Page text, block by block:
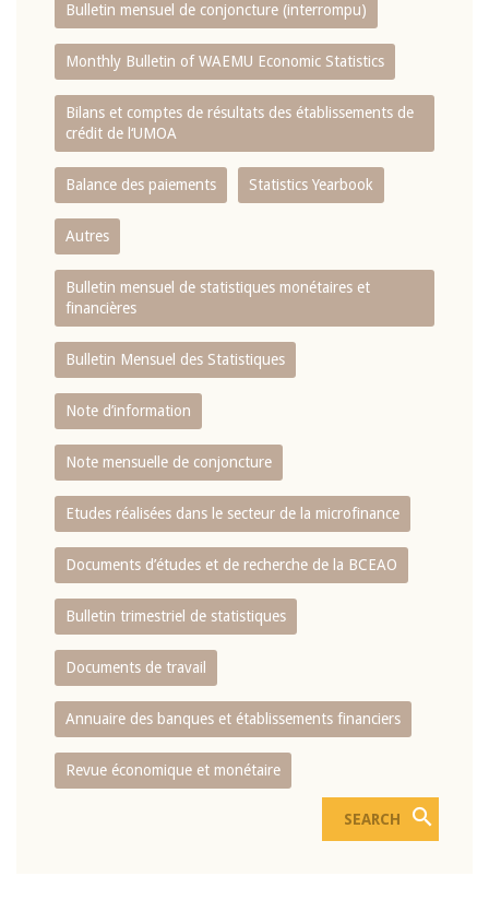
Bulletin mensuel de conjoncture (interrompu)
Monthly Bulletin of WAEMU Economic Statistics
Bilans et comptes de résultats des établissements de
crédit de l‘UMOA
Balance des paiements Statistics Yearbook
Autres
Bulletin mensuel de statistiques monétaires et
financières
Bulletin Mensuel des Statistiques
Note d’information
Note mensuelle de conjoncture
Etudes réalisées dans le secteur de la microfinance
Documents d’études et de recherche de la BCEAO
Bulletin trimestriel de statistiques
Documents de travail
Annuaire des banques et établissements financiers
Revue économique et monétaire